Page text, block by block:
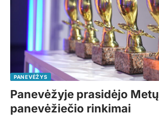
PANEVĖŽYS
Panevėžyje prasidėjo Metų
panevėžiečio rinkimai